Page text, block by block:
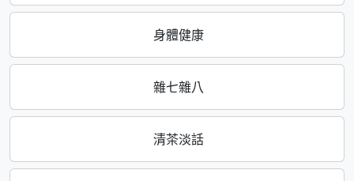
身體健康
雜七雜八
清茶淡話